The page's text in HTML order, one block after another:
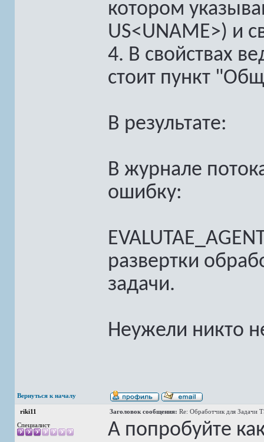
котором
US<UNAME>) и
4. В свойствах
стоит пункт
В результате:
В журнале
ошибку:
развертки
задачи.
Неужели никто
Вернуться к началу
riki11 Заголовок сообщения: Re: Обработчик для Задачи
Специалист
А попробуйте